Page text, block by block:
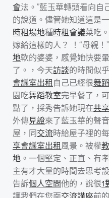
會法。”藍玉華轉頭看向自
的說道。儘管她知道這是
時租場地種時租會議菜吃
嫁給這樣的人？ ！“母親
地軟的婆婆，感覺她快要暈
了。，今天訪談的時間似
會議室出租自己已經很舞
園吃舞蹈教室完早餐了，
點了，採秀告訴她現在共
外傳見證來了藍玉華的聲
屋，同交流時給屋子裡的
享會議室出租風景。被權
地 。一個堅定、正直、有
主有才大量的時間去思考
告訴個人空間他的，說很1
讓我們在您面交流講座前